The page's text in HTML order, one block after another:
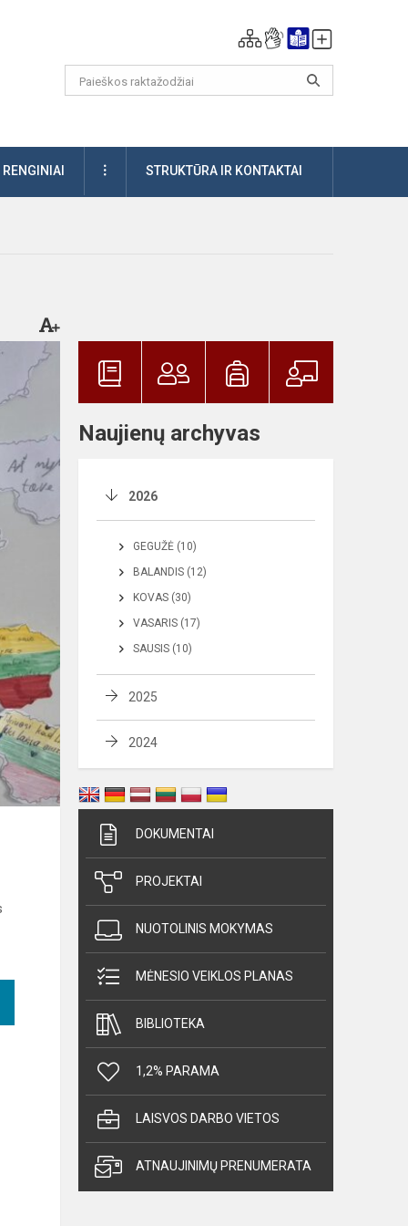
RENGINIAI DAUGIAUSTRUKTŪRA IR KONTAKTAI
Naujienų archyvas
2026
GEGUŽĖ (10)
BALANDIS (12)
KOVAS (30)
VASARIS (17)
SAUSIS (10)
2025
2024
DOKUMENTAI
PROJEKTAI
NUOTOLINIS MOKYMAS
MĖNESIO VEIKLOS PLANAS
BIBLIOTEKA
1,2% PARAMA
LAISVOS DARBO VIETOS
ATNAUJINIMŲ PRENUMERATA